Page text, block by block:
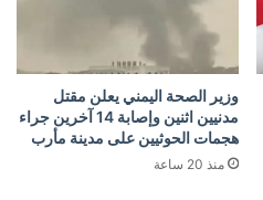
وزير الصحة اليمني يعلن مقتل
مدنيين اثنين وإصابة 14 آخرين جراء
هجمات الحوثيين على مدينة مأرب
منذ 20 ساعة